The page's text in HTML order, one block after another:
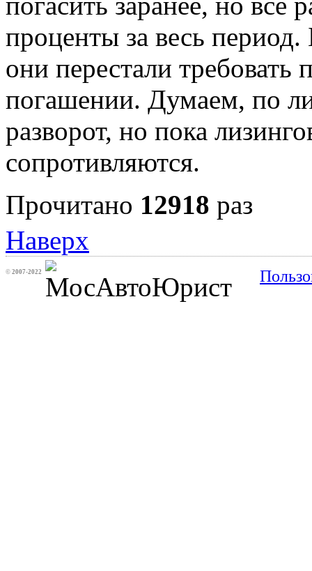
проценты за весь
они перестали
погашении. Думаем, по
разворот, но пока
сопротивляются.
Прочитано 12918 раз
Наверх
© 2007-2022